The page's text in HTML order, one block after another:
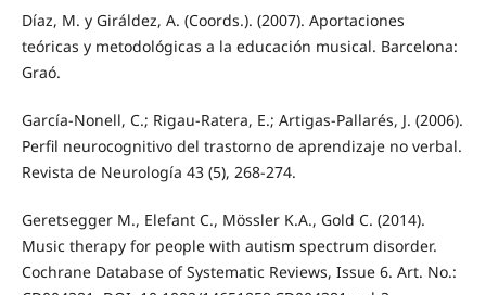
Díaz, M. y Giráldez, A. (Coords.). (2007). Aportaciones
teóricas y metodológicas a la educación musical. Barcelona:
Graó.
García-Nonell, C.; Rigau-Ratera, E.; Artigas-Pallarés, J. (2006).
Perfil neurocognitivo del trastorno de aprendizaje no verbal.
Revista de Neurología 43 (5), 268-274.
Geretsegger M., Elefant C., Mössler K.A., Gold C. (2014).
Music therapy for people with autism spectrum disorder.
Cochrane Database of Systematic Reviews, Issue 6. Art. No.: